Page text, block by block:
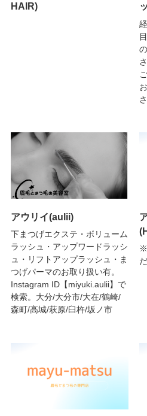
HAIR)
アウリイ(aulii)
下まつげエクステ・ボリューム
ラッシュ・アップワードラッシ
ュ・リフトアップラッシュ・ま
つげパーマのお取り扱い有。
Instagram ID【miyuki.aulii】で
検索。大分/大分市/大在/鶴崎/
森町/高城/萩原/臼杵/坂ノ市
※